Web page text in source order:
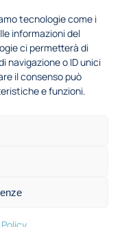
tecnologie come i
informazioni del
ci permetterà di
navigazione o ID unici
il consenso può
e funzioni.
dati,